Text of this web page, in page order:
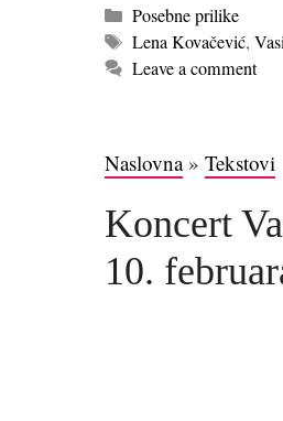
Kategorije
Posebne prilike
Tags
Lena Kovačević,
Leave a comment
Naslovna» Tekstovi
Koncert
10.